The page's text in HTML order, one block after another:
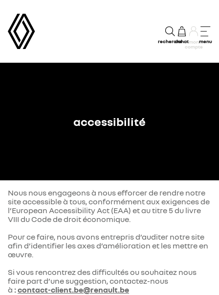
rechercheachatmon
compte
menu
accessibilité
Nous nous engageons à nous efforcer de rendre notre
site accessible à tous, conformément aux exigences de
l’European Accessibility Act (EAA) et au titre 5 du livre
VIII du Code de droit économique.
Pour ce faire, nous avons entrepris d’auditer notre site
afin d’identifier les axes d’amélioration et les mettre en
œuvre.
Si vous rencontrez des difficultés ou souhaitez nous
faire part d’une suggestion, contactez-nous
à :contact-client.be@renault.be